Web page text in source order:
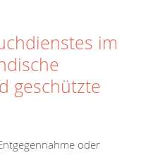
im
geschützte
oder